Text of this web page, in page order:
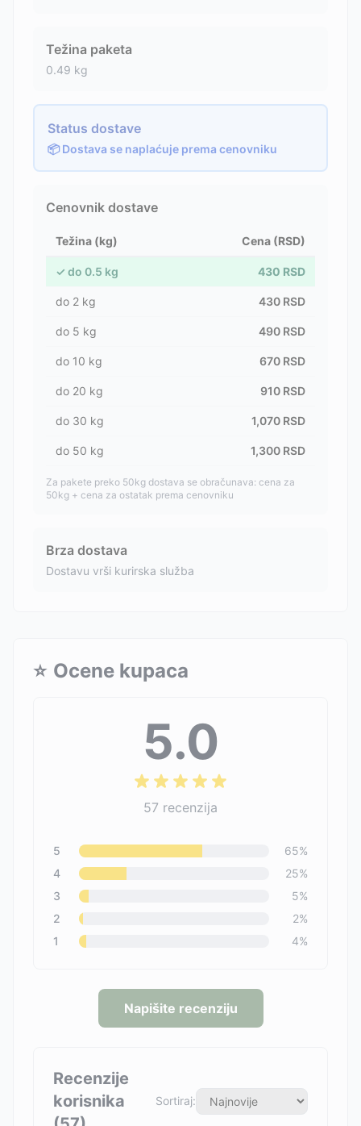
Težina paketa
0.49 kg
Status dostave
📦 Dostava se naplaćuje prema cenovniku
Cenovnik dostave
Težina (kg) Cena (RSD)
✓ do 0.5 kg 430 RSD
do 2 kg 430 RSD
do 5 kg 490 RSD
do 10 kg 670 RSD
do 20 kg 910 RSD
do 30 kg 1,070 RSD
do 50 kg 1,300 RSD
Za pakete preko 50kg dostava se obračunava: cena za
50kg + cena za ostatak prema cenovniku
Brza dostava
Dostavu vrši kurirska služba
⭐ Ocene kupaca
5.0
57 recenzija
5 65%
4
25%
3
5%
2
2%
1
4%
Napišite recenziju
Recenzije
korisnika
Sortiraj: